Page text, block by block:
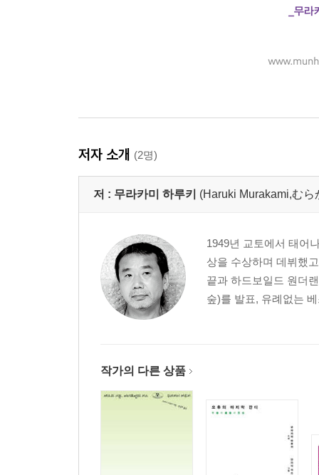
저자 소개 (2명)
저 : 무라카미 하루키 (Haruki Murakami,む
1949년 교토에서 태어
상을 수상하며 데뷔했
끝과 하드보일드 원더
숲)를 발표, 유례없는
작가의 다른 상품